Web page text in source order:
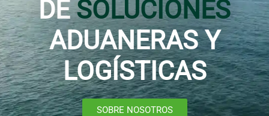
DE SOLUCIONES
ADUANERAS Y
LOGÍSTICAS
SOBRE NOSOTROS